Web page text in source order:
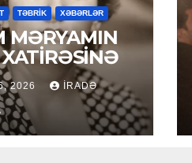
TƏBRİK XƏBƏRLƏR
MƏRYAMIN
2026 İRADƏ